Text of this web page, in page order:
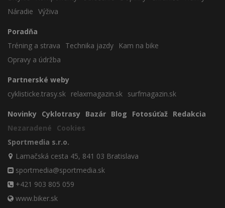
Náradie Výživa
Poradňa
Tréning a strava
Technika jazdy
Kam na bike
Opravy a údržba
Partnerské weby
cyklisticke.trasy.sk relaxmagazin.sk surfmagazin.sk
Novinky Cyklotrasy Bazár Blog Fotosúťaž Redakcia
Nezaradené
Cookies
Sportmedia s.r.o.
Lamačská cesta 45, 841 03 Bratislava
sportmedia@sportmedia.sk
+421 903 805 059
www.biker.sk